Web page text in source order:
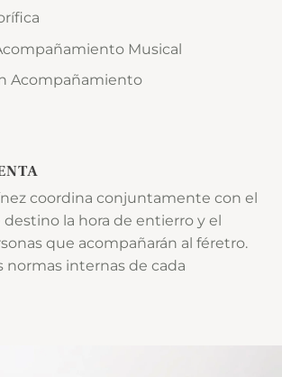
Musical
Acompañamiento
coordina conjuntamente con el
la hora de entierro y el
que acompañarán al féretro.
normas internas de cada